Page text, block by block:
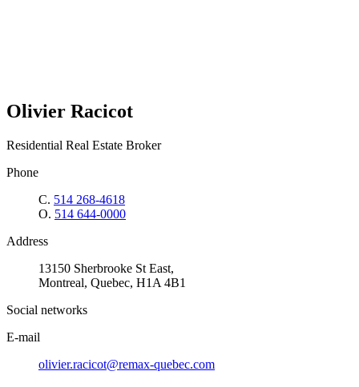
Olivier Racicot
Residential Real Estate Broker
Phone
C. 514 268-4618
O. 514 644-0000
Address
13150 Sherbrooke St East,
Montreal, Quebec, H1A 4B1
Social networks
E-mail
olivier.racicot@remax-quebec.com